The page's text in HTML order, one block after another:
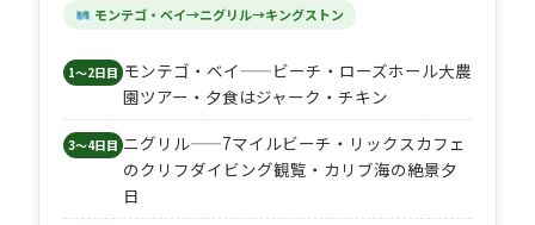
モンテゴ・ベイ→ニグリル→キングストン
1〜2日目 モンテゴ・ベイ——ビーチ・ローズホール大農
園ツアー・夕食はジャーク・チキン
3〜4日目 ニグリル——7マイルビーチ・リックスカフェ
のクリフダイビング観覧・カリブ海の絶景夕
日